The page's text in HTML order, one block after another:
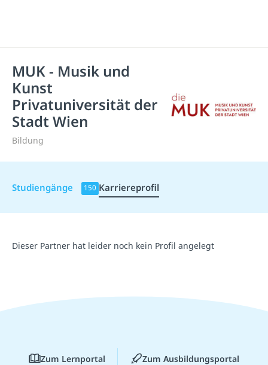
MUK - Musik und
Kunst
Privatuniversität der
Stadt Wien
Bildung
Studiengänge 150 Karriereprofil
Dieser Partner hat leider noch kein Profil angelegt
Zum Lernportal Zum Ausbildungsportal